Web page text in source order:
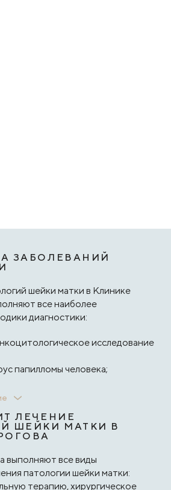
матки
ЗАБОЛЕВАНИЙ
шейки матки в Клинике
все наиболее
диагностики:
исследование
папилломы человека;
инфекции (герпес,
канала с биопсией (по
ЛЕЧЕНИЕ
ШЕЙКИ МАТКИ В
выполняют все виды
патологии шейки матки:
терапию, хирургическое